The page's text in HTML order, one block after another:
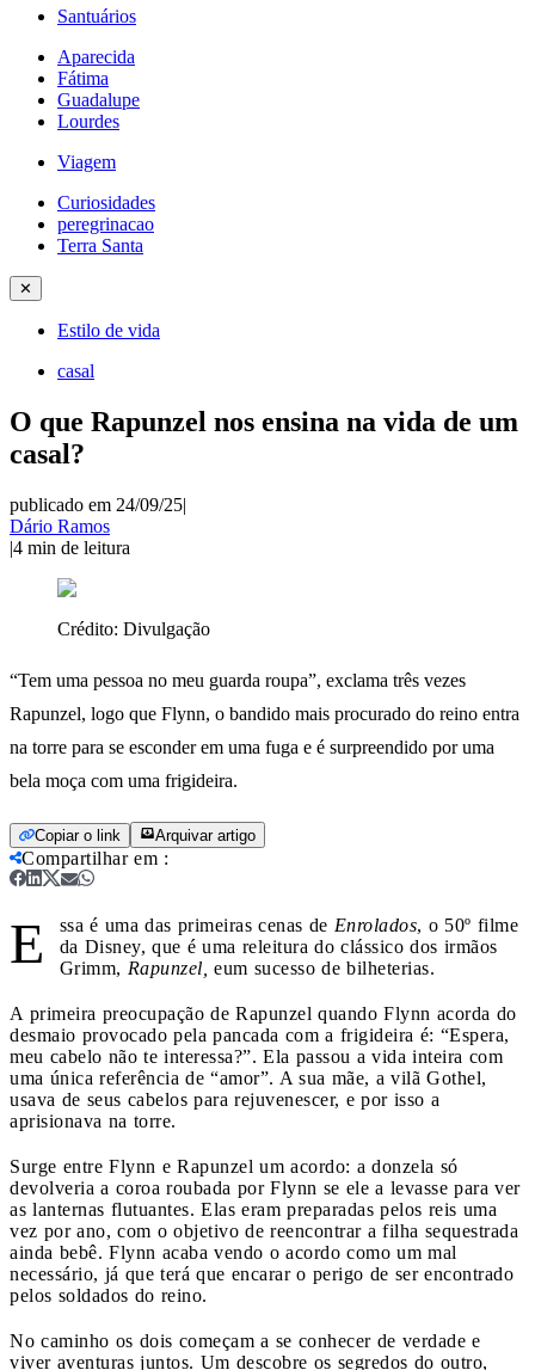
Santuários
Aparecida
Fátima
Guadalupe
Lourdes
Viagem
Curiosidades
peregrinacao
Terra Santa
✕
Estilo de vida
casal
O que Rapunzel nos ensina na vida de um
casal?
publicado em 24/09/25|
Dário Ramos
|4 min de leitura
Crédito: Divulgação
“Tem uma pessoa no meu guarda roupa”, exclama três vezes
Rapunzel, logo que Flynn, o bandido mais procurado do reino entra
na torre para se esconder em uma fuga e é surpreendido por uma
bela moça com uma frigideira.
Copiar o link Arquivar artigo
Compartilhar em :
E ssa é uma das primeiras cenas de Enrolados, o 50º filme
da Disney, que é uma releitura do clássico dos irmãos
Grimm, Rapunzel, eum sucesso de bilheterias.
A primeira preocupação de Rapunzel quando Flynn acorda do
desmaio provocado pela pancada com a frigideira é: “Espera,
meu cabelo não te interessa?”. Ela passou a vida inteira com
uma única referência de “amor”. A sua mãe, a vilã Gothel,
usava de seus cabelos para rejuvenescer, e por isso a
aprisionava na torre.
Surge entre Flynn e Rapunzel um acordo: a donzela só
devolveria a coroa roubada por Flynn se ele a levasse para ver
as lanternas flutuantes. Elas eram preparadas pelos reis uma
vez por ano, com o objetivo de reencontrar a filha sequestrada
ainda bebê. Flynn acaba vendo o acordo como um mal
necessário, já que terá que encarar o perigo de ser encontrado
pelos soldados do reino.
No caminho os dois começam a se conhecer de verdade e
viver aventuras juntos. Um descobre os segredos do outro,